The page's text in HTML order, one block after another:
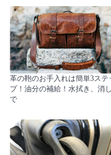
革の鞄のお手入れは簡単3ステ
プ！油分の補給！水拭き、消
で